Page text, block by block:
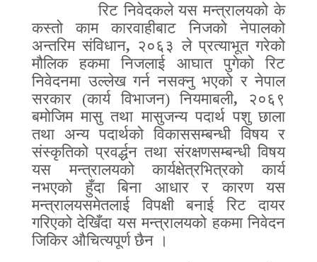
रिट निवेदकले यस मन्त्रालयको के
कस्तो काम कारवाहीबाट निजको नेपालको
अन्तरिम संविधान, २०६३ ले प्रत्याभूत गरेको
मौलिक हकमा निजलाई आघात पुगेको रिट
निवेदनमा उल्लेख गर्न नसक्नु भएको र नेपाल
सरकार (कार्य विभाजन) नियमाबली, २०६९
बमोजिम मासु तथा मासुजन्य पदार्थ पशु छाला
तथा अन्य पदार्थको विकाससम्बन्धी विषय र
संस्कृतिको प्रवर्द्धन तथा संरक्षणसम्बन्धी विषय
यस मन्त्रालयको कार्यक्षेत्रभित्रको कार्य
नभएको हुँदाबिना आधार र कारण यस
मन्त्रालयसमेतलाई विपक्षी बनाई रिट दायर
गरिएको देखिँदा यस मन्त्रालयको हकमा निवेदन
जिकिर औचित्यपूर्ण छैन ।